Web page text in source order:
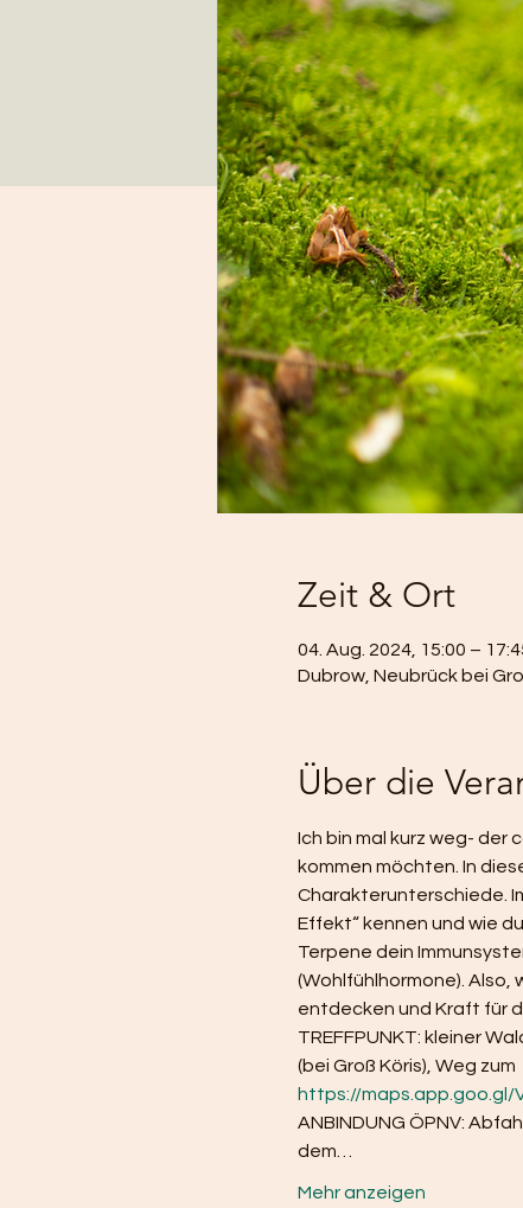
Zeit & Ort
04. Aug. 2024, 15:00 –
Dubrow, Neubrück bei
Über die
Ich bin mal kurz weg- der
kommen möchten. In
Charakterunterschiede.
Effekt“ kennen und wie
Terpene dein
(Wohlfühlhormone).
entdecken und Kraft für
TREFFPUNKT: kleiner
(bei Groß Köris), Weg
https://maps.app.goo.gl/
ANBINDUNG ÖPNV:
dem…
Mehr anzeigen